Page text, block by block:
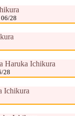
28
Haruka Ichikura
28
Ichikura